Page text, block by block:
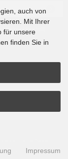
abbestellt
2026
auch von
Mit Ihrer
für unsere
finden Sie in
Impressum